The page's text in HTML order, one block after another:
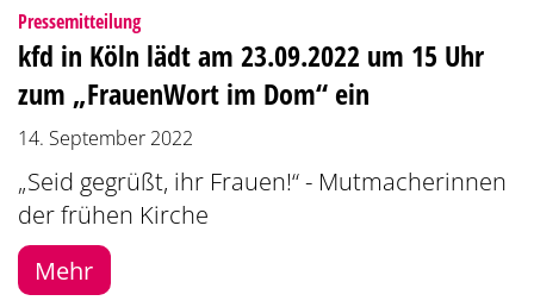
Pressemitteilung:
kfd in Köln lädt am 23.09.2022 um 15 Uhr
zum „FrauenWort im Dom“ ein
14. September 2022
„Seid gegrüßt, ihr Frauen!“ - Mutmacherinnen
der frühen Kirche
Mehr